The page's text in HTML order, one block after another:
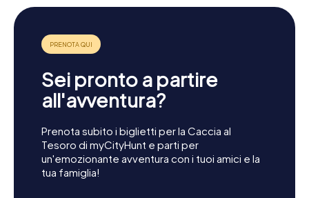
Sei pronto a partire
all'avventura?
Prenota subito i biglietti per la Caccia al
Tesoro di myCityHunt e parti per
un'emozionante avventura con i tuoi amici e la
tua famiglia!